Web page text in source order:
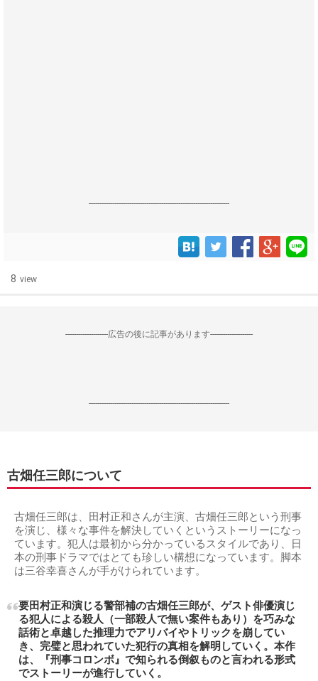
------------------------------------------------------------------
8 view
--------------------広告の後に記事があります--------------------
------------------------------------------------------------------
古畑任三郎について
古畑任三郎は、田村正和さんが主演、古畑任三郎という刑事
を演じ、様々な事件を解決していくというストーリーになっ
ています。犯人は最初から分かっているスタイルであり、日
本の刑事ドラマではとても珍しい構想になっています。脚本
は三谷幸喜さんが手がけられています。
要田村正和演じる警部補の古畑任三郎が、ゲスト俳優演じ
る犯人による殺人（一部殺人で無い案件もあり）を巧みな
話術と卓越した推理力でアリバイやトリックを崩してい
き、完璧と思われていた犯行の真相を解明していく。本作
は、『刑事コロンボ』で知られる倒叙ものと言われる形式
でストーリーが進行していく。